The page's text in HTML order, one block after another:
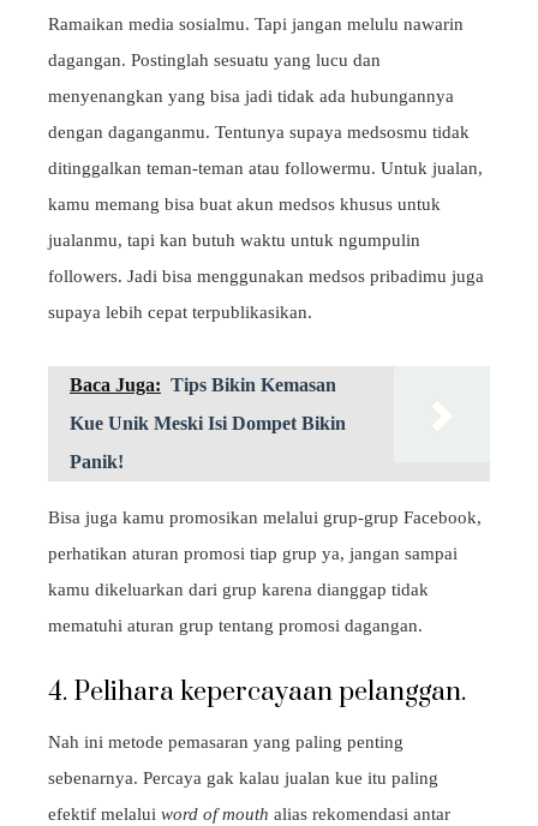
Ramaikan media sosialmu. Tapi jangan melulu nawarin
dagangan. Postinglah sesuatu yang lucu dan
menyenangkan yang bisa jadi tidak ada hubungannya
dengan daganganmu. Tentunya supaya medsosmu tidak
ditinggalkan teman-teman atau followermu. Untuk jualan,
kamu memang bisa buat akun medsos khusus untuk
jualanmu, tapi kan butuh waktu untuk ngumpulin
followers. Jadi bisa menggunakan medsos pribadimu juga
supaya lebih cepat terpublikasikan.
Baca Juga: Tips Bikin Kemasan
Kue Unik Meski Isi Dompet Bikin
Panik!
Bisa juga kamu promosikan melalui grup-grup Facebook,
perhatikan aturan promosi tiap grup ya, jangan sampai
kamu dikeluarkan dari grup karena dianggap tidak
mematuhi aturan grup tentang promosi dagangan.
4. Pelihara kepercayaan pelanggan.
Nah ini metode pemasaran yang paling penting
sebenarnya. Percaya gak kalau jualan kue itu paling
efektif melalui word of mouth alias rekomendasi antar